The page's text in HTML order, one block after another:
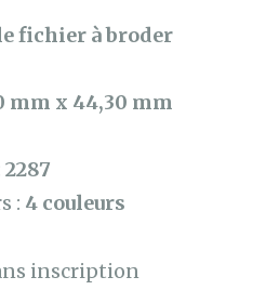
fichier à broder
mm x 44,30 mm
2287
: 4 couleurs
inscription